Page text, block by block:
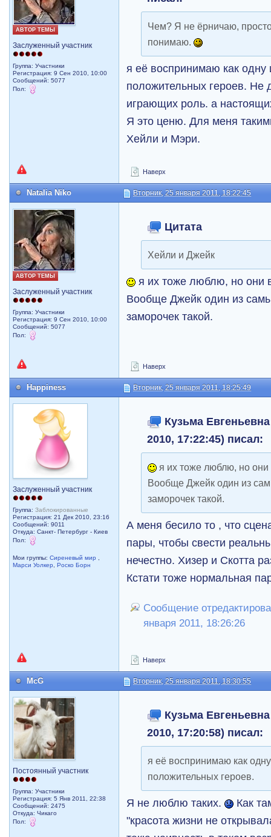
АВТОР ТЕМЫ
Заслуженный участник
Группа: Участники
Регистрация: 9 Сен 2010, 10:00
Сообщений: 5077
Пол:
Чем? Я не ёрничаю,
понимаю.
я её воспринимаю как одну
положительных героев. Не
играющих роль. а
Я это ценю. Для меня
Хейли и Мэри.
Наверх
Natalia Niko Вторник, 25 января 2011, 18:22:45
АВТОР ТЕМЫ
Заслуженный участник
Группа: Участники
Регистрация: 9 Сен 2010, 10:00
Сообщений: 5077
Пол:
Цитата
Хейли и Джейк
я их тоже люблю, но они
Вообще Джейк один из
заморочек такой.
Наверх
Happiness Вторник, 25 января 2011, 18:25:49
Заслуженный участник
Группа:Заблокированные
Регистрация: 21 Дек 2010, 23:16
Сообщений: 9011
Откуда: Санкт- Петербург - Киев
Пол:
Мои группы:Сиреневый мир
Марси Уолкер
,Роско Борн
Кузьма
2010, 17:22:45) писал:
я их тоже люблю, но
Вообще Джейк один из
заморочек такой.
А меня бесило то , что
пары, чтобы свести
нечестно. Хизер и Скотта
Кстати тоже нормальная
Сообщение
января 2011, 18:26:26
Наверх
McG Вторник, 25 января 2011, 18:30:55
Постоянный участник
Группа: Участники
Регистрация: 5 Янв 2011, 22:38
Сообщений: 2475
Откуда: Чикаго
Пол:
Кузьма
2010, 17:20:58) писал:
я её воспринимаю как
положительных героев.
Я не люблю таких.
Как
"красота жизни не